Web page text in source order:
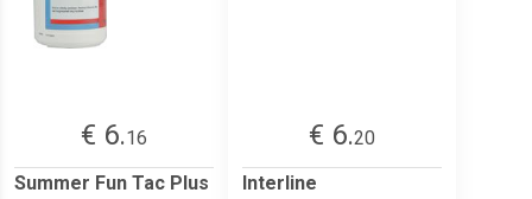
€ 6.16
Summer Fun Tac Plus
€ 6.20
Interline